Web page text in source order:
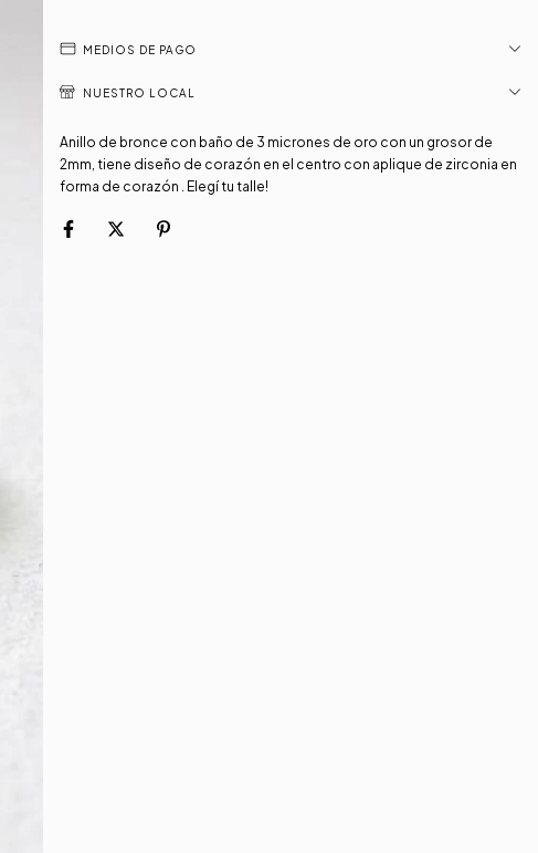
MEDIOS DE PAGO
NUESTRO LOCAL
Anillo de bronce con baño de 3 micrones de oro con un grosor de
2mm, tiene diseño de corazón en el centro con aplique de zirconia en
forma de corazón . Elegí tu talle!